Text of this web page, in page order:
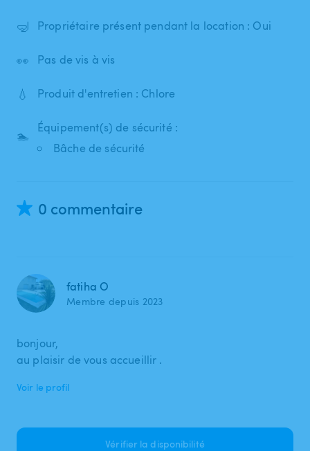
🤿 Propriétaire présent pendant la location : Oui
👀 Pas de vis à vis
💧 Produit d'entretien : Chlore
🏊
Équipement(s) de sécurité :
Bâche de sécurité
0 commentaire
fatiha O
Membre depuis 2023
bonjour,
au plaisir de vous accueillir .
Voir le profil
Vérifier la disponibilité